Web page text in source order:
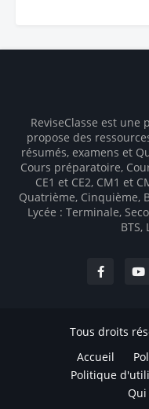
ReviseClasse est
propose des
résumés, examens et
Cours préparatoire,
CE1 et CE2, CM1 et
Quatrième, Cinquième,
Lycée : Terminale,
BTS,
Tous droits
Accueil
Politique
Qui